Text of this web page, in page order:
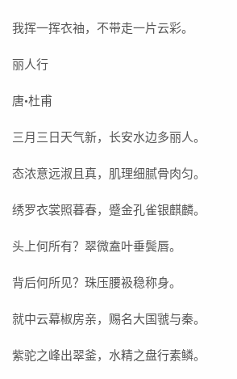
我挥一挥衣袖，不带走一片云彩。
丽人行
唐·杜甫
三月三日天气新，长安水边多丽人。
态浓意远淑且真，肌理细腻骨肉匀。
绣罗衣裳照暮春，蹙金孔雀银麒麟。
头上何所有？翠微盍叶垂鬓唇。
背后何所见？珠压腰衱稳称身。
就中云幕椒房亲，赐名大国虢与秦。
紫驼之峰出翠釜，水精之盘行素鳞。